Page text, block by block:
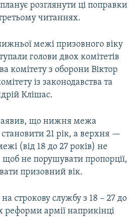
розглянути ці поправки
читаннях.
межі призовного віку
голови двох комітетів
комітету з оборони Віктор
із законодавства та
Клішас.
що нижня межа
21 рік, а верхня —
(від 18 до 27 років) не
не порушувати пропорції,
призовний вік.
строкову службу з 18 – 27 до
реформи армії наприкінці